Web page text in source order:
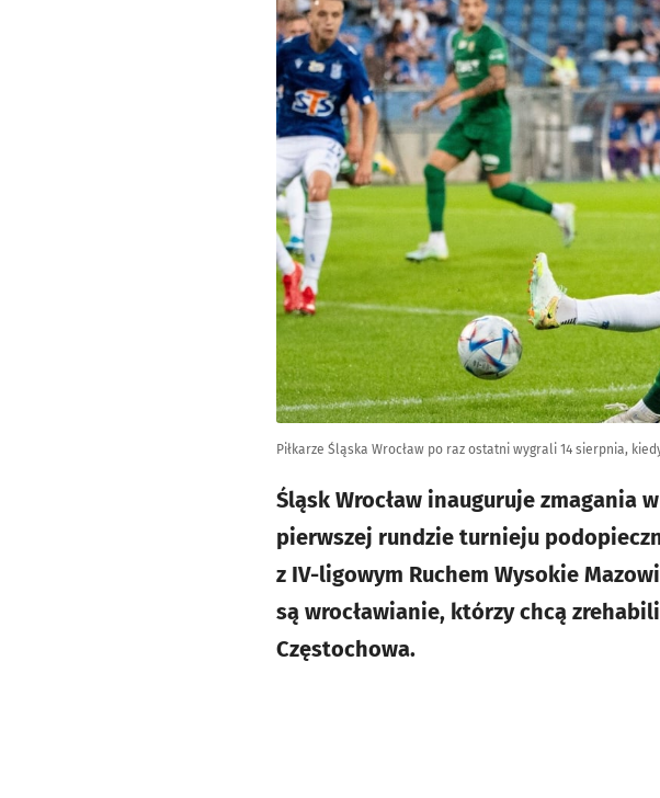
Piłkarze Śląska Wrocław po raz ostatni wygrali 14 sierpnia,
Śląsk Wrocław inauguruje zmagania
pierwszej rundzie turnieju
z IV-ligowym Ruchem Wysokie
są wrocławianie, którzy chcą
Częstochowa.